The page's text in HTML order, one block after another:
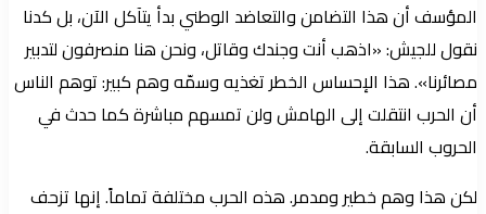
المؤسف أن هذا التضامن والتعاضد الوطني بدأ يتآكل الآن، بل كدنا
نقول للجيش: «اذهب أنت وجندك وقاتل، ونحن هنا منصرفون لتدبير
مصائرنا». هذا الإحساس الخطر تغذيه وسمّه وهم كبير: توهم الناس
أن الحرب انتقلت إلى الهامش ولن تمسهم مباشرة كما حدث في
الحروب السابقة.
لكن هذا وهم خطير ومدمر. هذه الحرب مختلفة تماماً. إنها تزحف